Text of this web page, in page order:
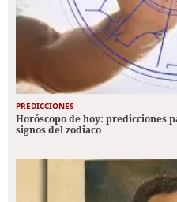
PREDICCIONES
Horóscopo de hoy: predicciones
signos del zodiaco